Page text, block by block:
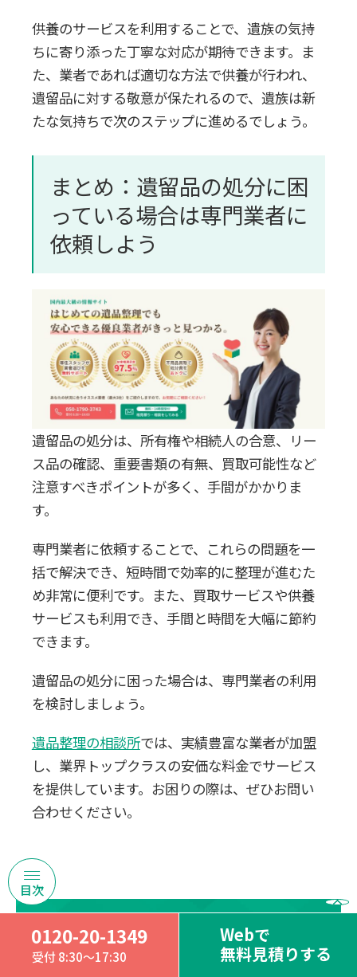
0120-20-1349
受付 8:30～17:30
Webで
無料見積りする
供養のサービスを利用することで、遺族の気持
ちに寄り添った丁寧な対応が期待できます。ま
た、業者であれば適切な方法で供養が行われ、
遺留品に対する敬意が保たれるので、遺族は新
たな気持ちで次のステップに進めるでしょう。
まとめ：遺留品の処分に困
っている場合は専門業者に
依頼しよう
遺留品の処分は、所有権や相続人の合意、リー
ス品の確認、重要書類の有無、買取可能性など
注意すべきポイントが多く、手間がかかりま
す。
専門業者に依頼することで、これらの問題を一
括で解決でき、短時間で効率的に整理が進むた
め非常に便利です。また、買取サービスや供養
サービスも利用でき、手間と時間を大幅に節約
できます。
遺留品の処分に困った場合は、専門業者の利用
を検討しましょう。
遺品整理の相談所では、実績豊富な業者が加盟
し、業界トップクラスの安価な料金でサービス
を提供しています。お困りの際は、ぜひお問い
合わせください。
遺品整理、生前整理、空き家整理、
ゴミ屋敷の片付けなら